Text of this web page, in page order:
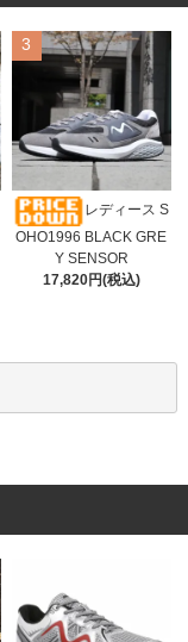
3
レディース S
OHO1996 BLACK GRE
Y SENSOR
17,820円(税込)